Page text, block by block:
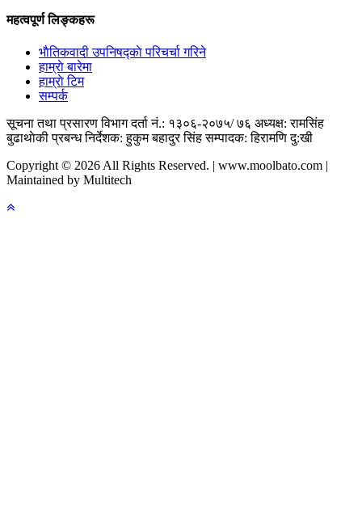
महत्वपूर्ण लिङ्कहरू
भाैतिकवादी उपनिषद्काे परिचर्चा गरिने
हाम्राे बारेमा
हाम्राे टिम
सम्पर्क
सूचना तथा प्रसारण विभाग दर्ता नं.: १३०६-२०७५/ ७६ अध्यक्ष: रामसिंह
बुढाथाेकी प्रबन्ध निर्देशक: हुकुम बहादुर सिंह सम्पादक: हिरामणि दु:खी
Copyright © 2026 All Rights Reserved. | www.moolbato.com |
Maintained by Multitech